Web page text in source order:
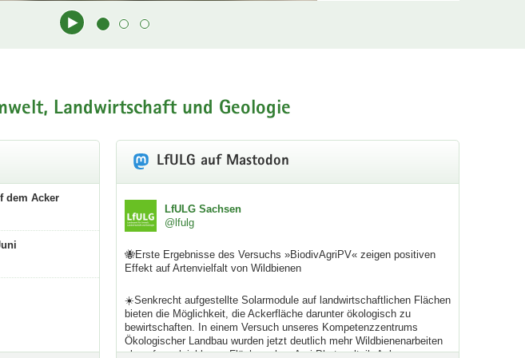
Landwirtschaft und Geologie
dem Acker
LfULG auf Mastodon
LfULG Sachsen
@lfulg
🐝Erste Ergebnisse des Versuchs »BiodivAgriPV« zeigen positiven
Effekt auf Artenvielfalt von Wildbienen
☀️Senkrecht aufgestellte Solarmodule auf landwirtschaftlichen Flächen
bieten die Möglichkeit, die Ackerfläche darunter ökologisch zu
bewirtschaften. In einem Versuch unseres Kompetenzzentrums
Ökologischer Landbau wurden jetzt deutlich mehr Wildbienenarbeiten
als auf vergleichbaren Flächen ohne Agri-Photovoltaik-Anlagen